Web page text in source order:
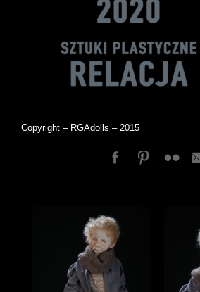
Copyright – RGAdolls – 2015